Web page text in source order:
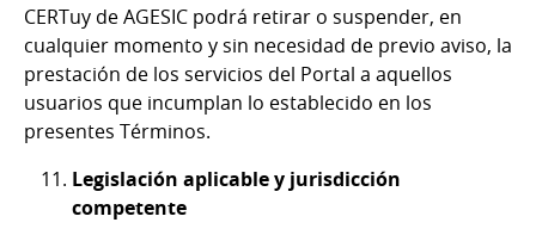
CERTuy de AGESIC podrá retirar o suspender, en
cualquier momento y sin necesidad de previo aviso, la
prestación de los servicios del Portal a aquellos
usuarios que incumplan lo establecido en los
presentes Términos.
Legislación aplicable y jurisdicción
competente